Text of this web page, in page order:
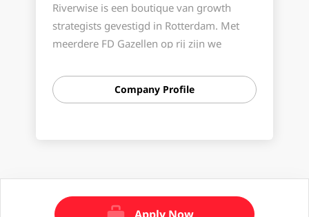
Riverwise is een boutique van growth
strategists gevestigd in Rotterdam. Met
meerdere FD Gazellen op rij zijn we
meerdere sectoren. Wat ons bindt is een
drive voor top-line impact. We
Wat ons daarin kenmerkt is een nuchtere
en confronterende aanpak. Het eerlijke
Company Profile